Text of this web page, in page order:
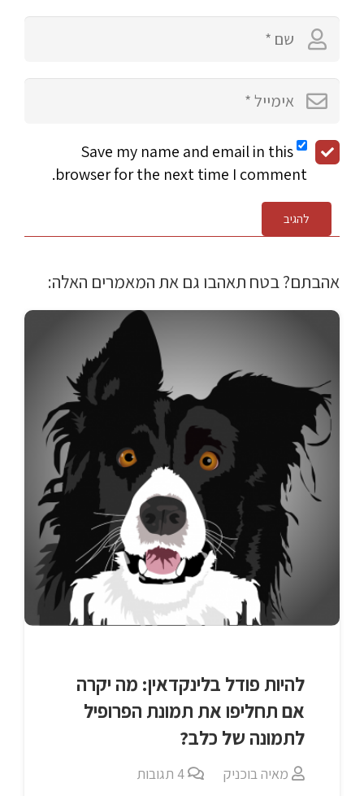
Save my name and email in this
browser for the next time I comment.
להגיב
אהבתם? בטח תאהבו גם את המאמרים האלה:
להיות פודל בלינקדאין: מה יקרה
אם תחליפו את תמונת הפרופיל
לתמונה של כלב?
מאיה בוכניק 4 תגובות